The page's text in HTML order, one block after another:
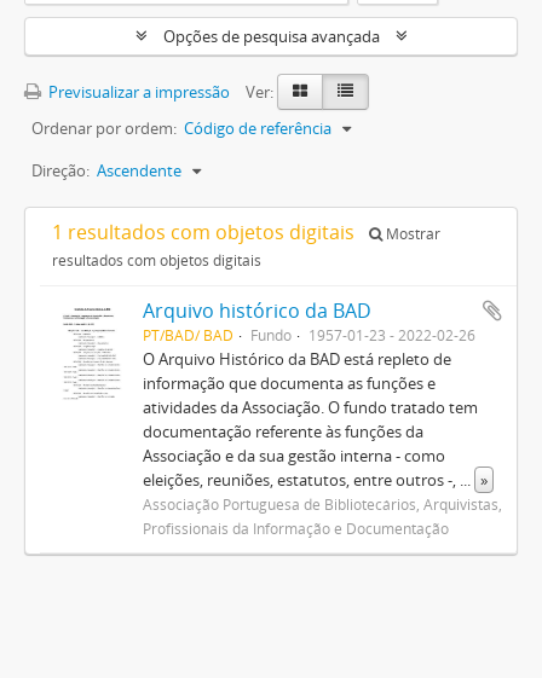
Opções de pesquisa avançada
Previsualizar a impressão
Ver:
Ordenar por ordem: Código de referência
Direção: Ascendente
1 resultados com objetos digitais
Mostrar
resultados com objetos digitais
Arquivo histórico da BAD
PT/BAD/ BAD Fundo 1957-01-23 - 2022-02-26
O Arquivo Histórico da BAD está repleto de
informação que documenta as funções e
atividades da Associação. O fundo tratado tem
documentação referente às funções da
Associação e da sua gestão interna - como
eleições, reuniões, estatutos, entre outros -, ... »
Associação Portuguesa de Bibliotecários, Arquivistas,
Profissionais da Informação e Documentação